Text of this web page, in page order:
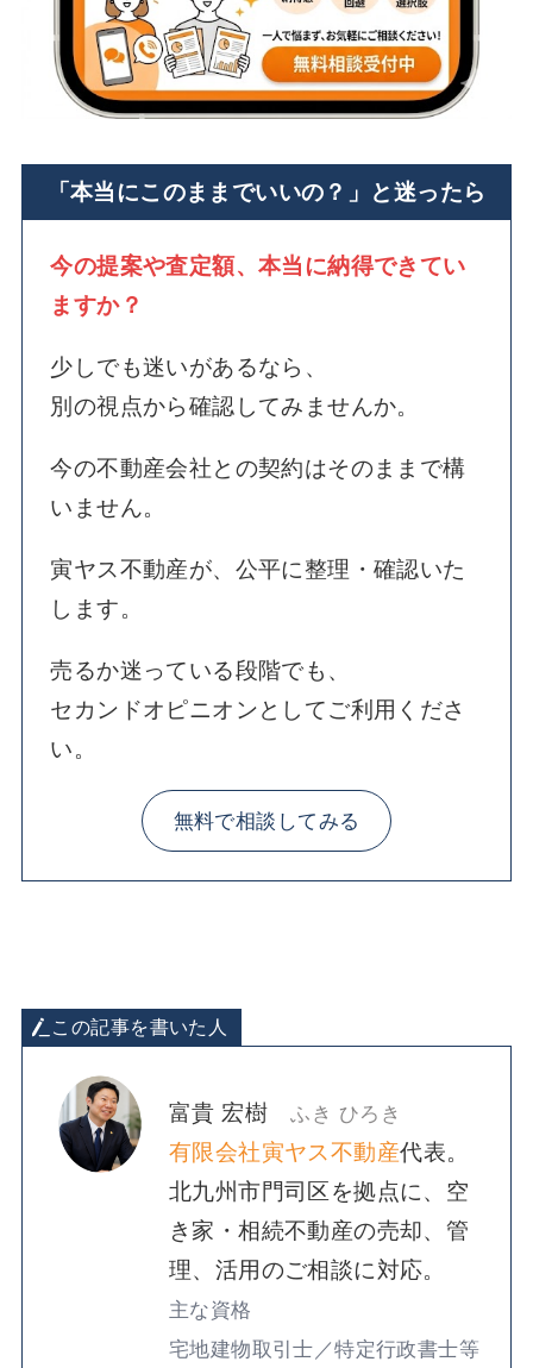
「本当にこのままでいいの？」と迷ったら
今の提案や査定額、本当に納得できてい
ますか？
少しでも迷いがあるなら、
別の視点から確認してみませんか。
今の不動産会社との契約はそのままで構
いません。
寅ヤス不動産が、公平に整理・確認いた
します。
売るか迷っている段階でも、
セカンドオピニオンとしてご利用くださ
い。
無料で相談してみる
この記事を書いた人
富貴 宏樹ふき ひろき
有限会社寅ヤス不動産代表。
北九州市門司区を拠点に、空
き家・相続不動産の売却、管
理、活用のご相談に対応。
主な資格
宅地建物取引士／特定行政書士等